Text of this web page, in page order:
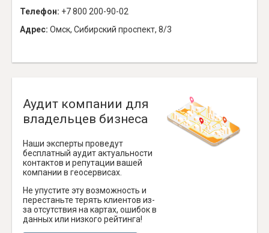
Телефон: +7 800 200-90-02
Адрес: Омск, Сибирский проспект, 8/3
Аудит компании для
владельцев бизнеса
Наши эксперты проведут
бесплатный аудит актуальности
контактов и репутации вашей
компании в геосервисах.
Не упустите эту возможность и
перестаньте терять клиентов из-
за отсутствия на картах, ошибок в
данных или низкого рейтинга!